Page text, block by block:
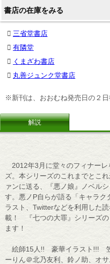
書店の在庫をみる
三省堂書店
有隣堂
くまざわ書店
丸善ジュンク堂書店
※新刊は、おおむね発売日の２
解説
2012年3月に堂々のフィナーレ
ズ。本シリーズのこれまでとこ
ァンに送る、『悪ノ娘』ノベル
す。悪ノP自らが語る「キャラク
ラスト、Twitterなどを利用した
載！ 『七つの大罪』シリーズ
ます！
絵師15人!! 豪華イラスト!!! 笠
ーりん＠北乃友利、鈴ノ助、オ